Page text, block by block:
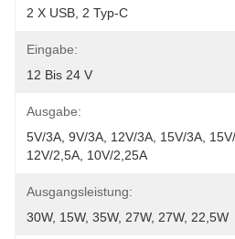
2 X USB, 2 Typ-C
Eingabe:
12 Bis 24 V
Ausgabe:
5V/3A, 9V/3A, 12V/3A, 15V/3A,
12V/2,5A, 10V/2,25A
Ausgangsleistung:
30W, 15W, 35W, 27W, 27W, 22,5W